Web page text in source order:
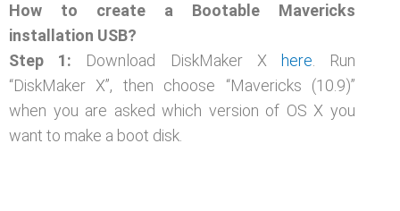
How to create a Bootable Mavericks
installation USB?
Step 1: Download DiskMaker X here . Run
“DiskMaker X”,
then
choose “Mavericks (10.9)”
when you are asked which version of OS X you
want to make a boot disk.